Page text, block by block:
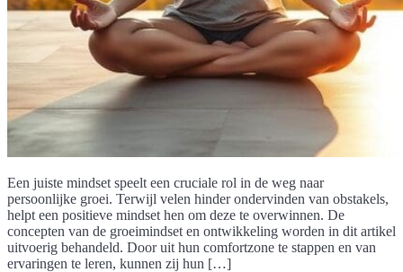
Een juiste mindset speelt een cruciale rol in de weg naar
persoonlijke groei. Terwijl velen hinder ondervinden van obstakels,
helpt een positieve mindset hen om deze te overwinnen. De
concepten van de groeimindset en ontwikkeling worden in dit artikel
uitvoerig behandeld. Door uit hun comfortzone te stappen en van
ervaringen te leren, kunnen zij hun […]